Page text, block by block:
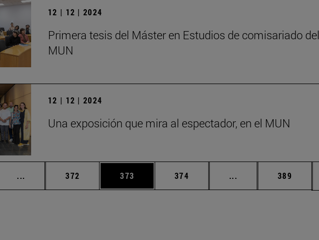
12 | 12 | 2024
Primera tesis del Máster en Estudios de comisariado del
MUN
12 | 12 | 2024
Una exposición que mira al espectador, en el MUN
... Páginas intermedias Use TAB para desplazarse.
Página
372 Página
373 Página
374 ... Páginas Página
389